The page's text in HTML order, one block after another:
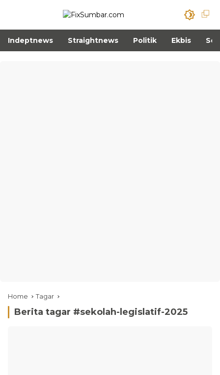
Indeptnews Straightnews Politik Ekbis
Home Tagar
Berita tagar #sekolah-legislatif-2025